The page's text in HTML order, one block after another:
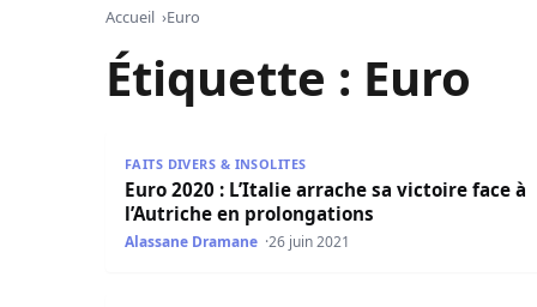
Accueil Euro
Étiquette : Euro
FAITS DIVERS & INSOLITES
Euro 2020 : L’Italie arrache sa victoire face à
l’Autriche en prolongations
Alassane Dramane 26 juin 2021